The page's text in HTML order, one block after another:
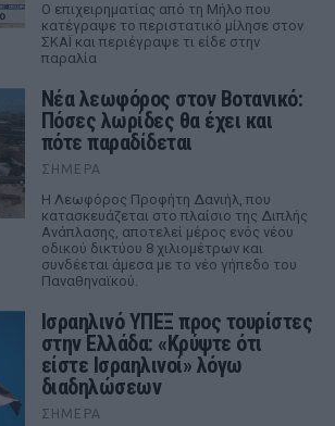
Ο επιχειρηματίας από τη Μήλο που
κατέγραψε το περιστατικό μίλησε στον
ΣΚΑΪ και περιέγραψε τι είδε στην
παραλία
Νέα λεωφόρος στον Βοτανικό:
Πόσες λωρίδες θα έχει και
πότε παραδίδεται
ΣΉΜΕΡΑ
Η Λεωφόρος Προφήτη Δανιήλ, που
κατασκευάζεται στο πλαίσιο της Διπλής
Ανάπλασης, αποτελεί μέρος ενός νέου
οδικού δικτύου 8 χιλιομέτρων και
συνδέεται άμεσα με το νέο γήπεδο του
Παναθηναϊκού.
Ισραηλινό ΥΠΕΞ προς τουρίστες
στην Ελλάδα: «Κρύψτε ότι
είστε Ισραηλινοί» λόγω
διαδηλώσεων
ΣΉΜΕΡΑ